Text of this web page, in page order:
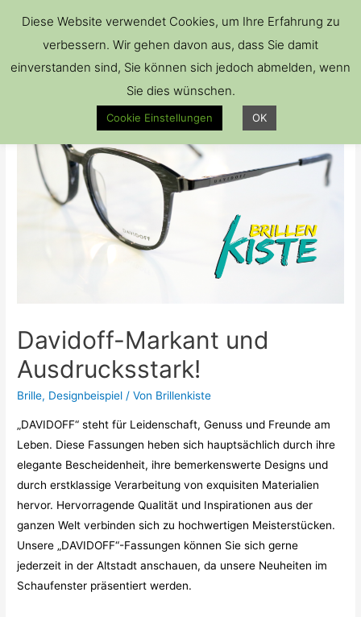
Davidoff-Markant und
Ausdrucksstark!
Brille, Designbeispiel / Von Brillenkiste
„DAVIDOFF“ steht für Leidenschaft, Genuss und Freunde am
Leben. Diese Fassungen heben sich hauptsächlich durch ihre
elegante Bescheidenheit, ihre bemerkenswerte Designs und
durch erstklassige Verarbeitung von exquisiten Materialien
hervor. Hervorragende Qualität und Inspirationen aus der
ganzen Welt verbinden sich zu hochwertigen Meisterstücken.
Unsere „DAVIDOFF“-Fassungen können Sie sich gerne
jederzeit in der Altstadt anschauen, da unsere Neuheiten im
Schaufenster präsentiert werden.
Diese Website verwendet Cookies, um Ihre Erfahrung zu
verbessern. Wir gehen davon aus, dass Sie damit
einverstanden sind, Sie können sich jedoch abmelden, wenn
Sie dies wünschen.
Cookie Einstellungen OK